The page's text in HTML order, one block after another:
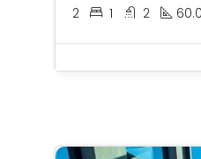
2 1 2